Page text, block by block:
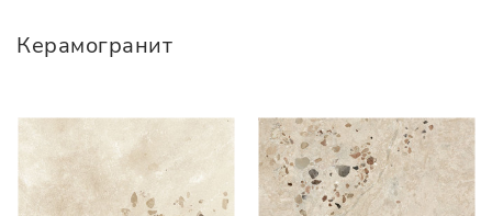
Керамогранит